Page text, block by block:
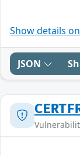
Show details
JSON